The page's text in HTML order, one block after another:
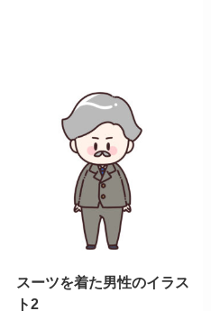
スーツを着た男性のイラス
ト2